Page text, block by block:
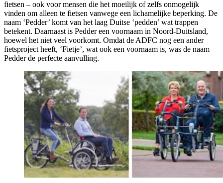
fietsen – ook voor mensen die het moeilijk of zelfs onmogelijk
vinden om alleen te fietsen vanwege een lichamelijke beperking. De
naam ‘Pedder’ komt van het laag Duitse ‘pedden’ wat trappen
betekent. Daarnaast is Pedder een voornaam in Noord-Duitsland,
hoewel het niet veel voorkomt. Omdat de ADFC nog een ander
fietsproject heeft, ‘Fietje’, wat ook een voornaam is, was de naam
Pedder de perfecte aanvulling.